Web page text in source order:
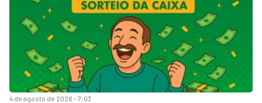
4 de agosto de 2026 - 7:03